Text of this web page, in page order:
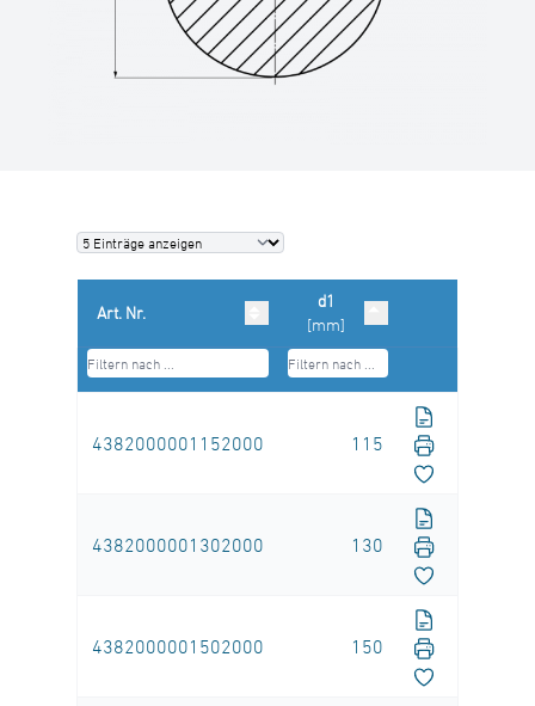
Art. Nr.
d1
[mm]
4382000001152000 115
4382000001302000 130
4382000001502000 150